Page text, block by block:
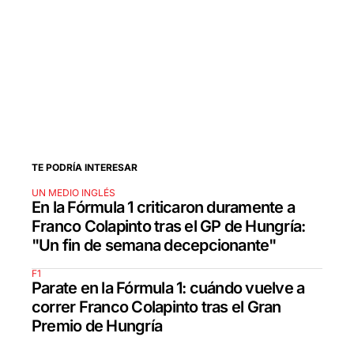
TE PODRÍA INTERESAR
UN MEDIO INGLÉS
En la Fórmula 1 criticaron duramente a
Franco Colapinto tras el GP de Hungría:
"Un fin de semana decepcionante"
F1
Parate en la Fórmula 1: cuándo vuelve a
correr Franco Colapinto tras el Gran
Premio de Hungría